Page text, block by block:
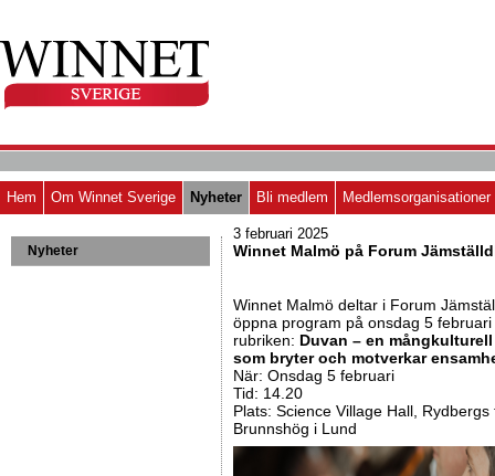
Hem Om Winnet Sverige Nyheter Bli medlem Medlemsorganisationer
Nyheter
3 februari 2025
Winnet Malmö på Forum
Winnet Malmö deltar i Forum
öppna program på onsdag 5
rubriken: Duvan – en
som bryter och motverkar
När: Onsdag 5 februari
Tid: 14.20
Plats: Science Village Hall, Rydbergs
Brunnshög i Lund